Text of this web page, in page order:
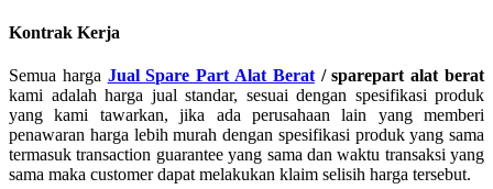
Kontrak Kerja
Semua harga Jual Spare Part Alat Berat/ sparepart alat berat
kami adalah harga jual standar, sesuai dengan spesifikasi produk
yang kami tawarkan, jika ada perusahaan lain yang memberi
penawaran harga lebih murah dengan spesifikasi produk yang sama
termasuk transaction guarantee yang sama dan waktu transaksi yang
sama maka customer dapat melakukan klaim selisih harga tersebut.